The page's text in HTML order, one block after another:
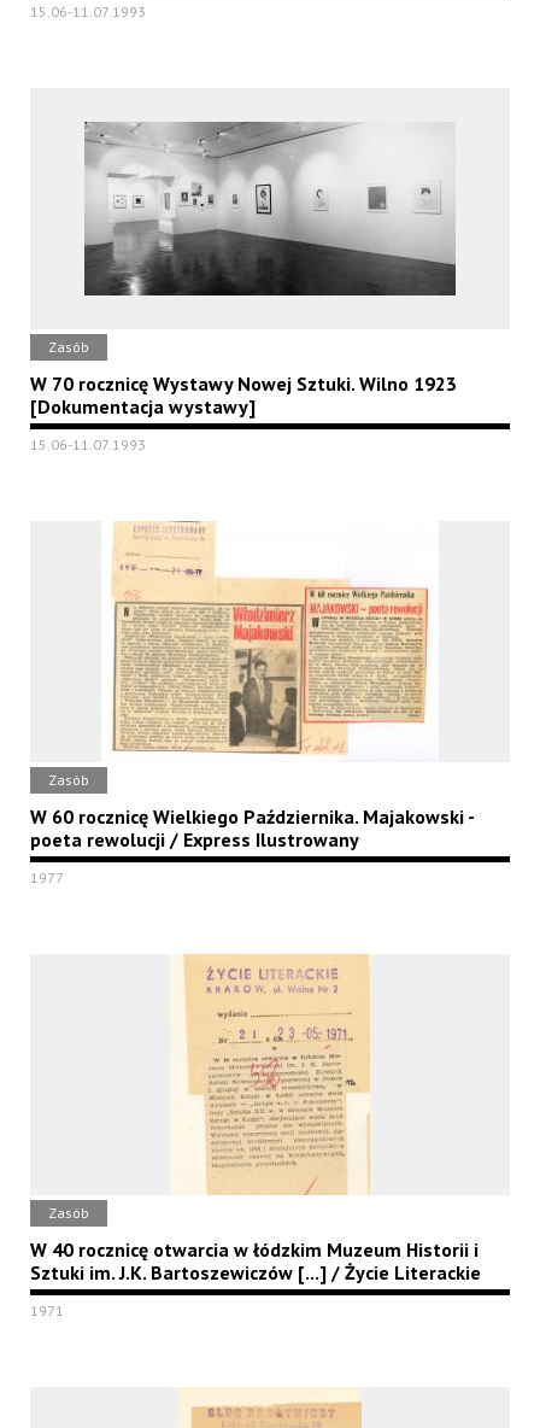
15.06-11.07.1993
Zasób
W 70 rocznicę Wystawy Nowej Sztuki. Wilno 1923
[Dokumentacja wystawy]
15.06-11.07.1993
Zasób
W 60 rocznicę Wielkiego Października. Majakowski -
poeta rewolucji / Express Ilustrowany
1977
Zasób
W 40 rocznicę otwarcia w łódzkim Muzeum Historii i
Sztuki im. J.K. Bartoszewiczów [...] / Życie Literackie
1971